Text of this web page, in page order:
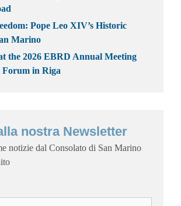
Pope Leo XIV’s Historic
Marino
the 2026 EBRD Annual Meeting
Forum in Riga
nostra Newsletter
notizie dal Consolato di San Marino